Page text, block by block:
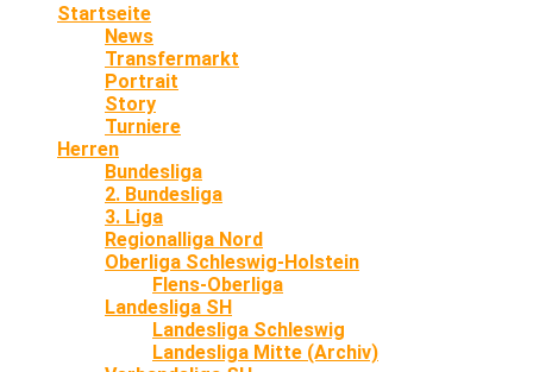
Startseite
News
Transfermarkt
Portrait
Story
Turniere
Herren
Bundesliga
2. Bundesliga
3. Liga
Regionalliga Nord
Oberliga Schleswig-Holstein
Flens-Oberliga
Landesliga SH
Landesliga Schleswig
Landesliga Mitte (Archiv)